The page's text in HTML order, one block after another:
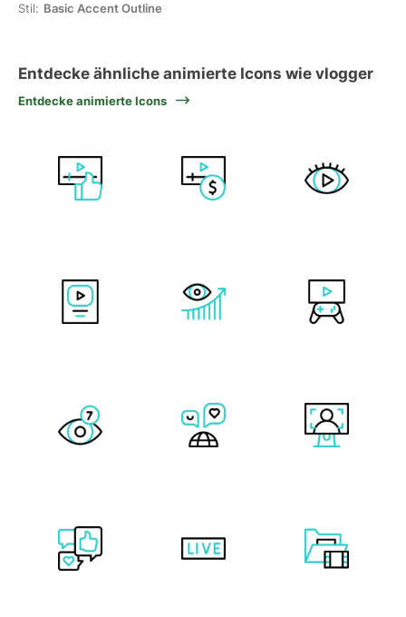
Stil: Basic Accent Outline
Entdecke ähnliche animierte Icons wie vlogger
Entdecke animierte Icons